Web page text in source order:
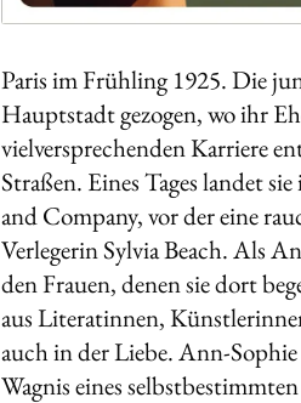
Paris im Frühling 1925. Die
Hauptstadt gezogen, wo ihr
vielversprechenden Karriere
Straßen. Eines Tages landet
and Company, vor der eine
Verlegerin Sylvia Beach. Als
den Frauen, denen sie dort
aus Literatinnen,
auch in der Liebe. Ann-
Wagnis eines